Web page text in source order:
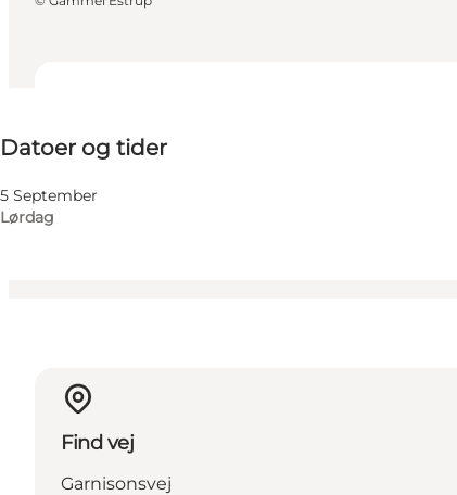
Datoer og tider
5 September
Lørdag
Besøg hjemmeside
Børn
Find vej
Garnisonsvej